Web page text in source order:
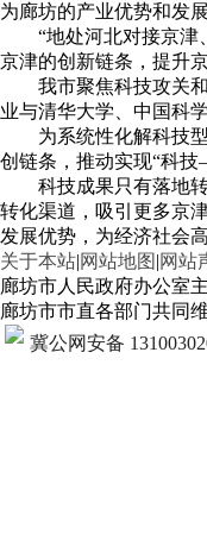
为廊坊的产业优势和发
“地处河北对接京津
京津的创新链条，提升
我市聚焦科技攻关
业与清华大学、中国科
为系统性化解科技
创链条，推动实现“科技
科技成果只有落地
转化渠道，吸引更多京
发展优势，为经济社会
关于本站|网站地图 |网站
廊坊市人民政府办公室
廊坊市市直各部门共同
冀公网安备